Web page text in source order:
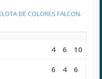
DE COLORES FALCON.
4 6 10
6 4 6